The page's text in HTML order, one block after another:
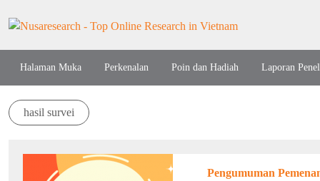
Halaman Muka Perkenalan Poin dan Hadiah Laporan
hasil survei
Pengumuman